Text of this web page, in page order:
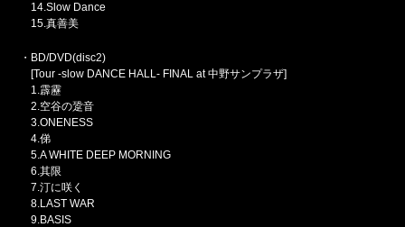
14.Slow Dance
15.真善美
・BD/DVD(disc2)
[Tour -slow DANCE HALL- FINAL at 中野サンプラザ]
1.霹靂
2.空谷の跫音
3.ONENESS
4.俤
5.A WHITE DEEP MORNING
6.其限
7.汀に咲く
8.LAST WAR
9.BASIS